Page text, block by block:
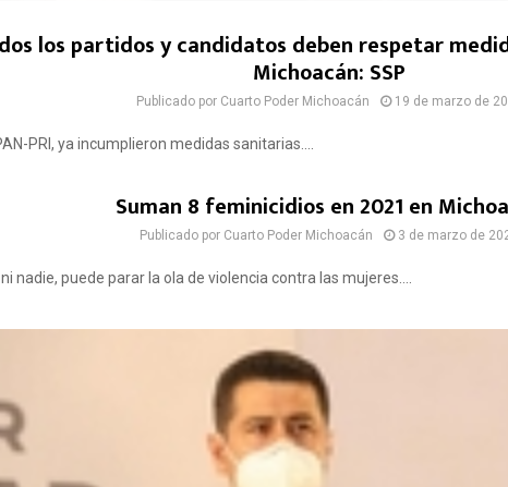
los partidos y candidatos deben respetar
Michoacán: SSP
Publicado por Cuarto Poder Michoacán 19 de marzo de
PRI, ya incumplieron medidas sanitarias....
Suman 8 feminicidios en 2021 en
Publicado por Cuarto Poder Michoacán 3 de marzo de
ni nadie, puede parar la ola de violencia contra las mujeres....